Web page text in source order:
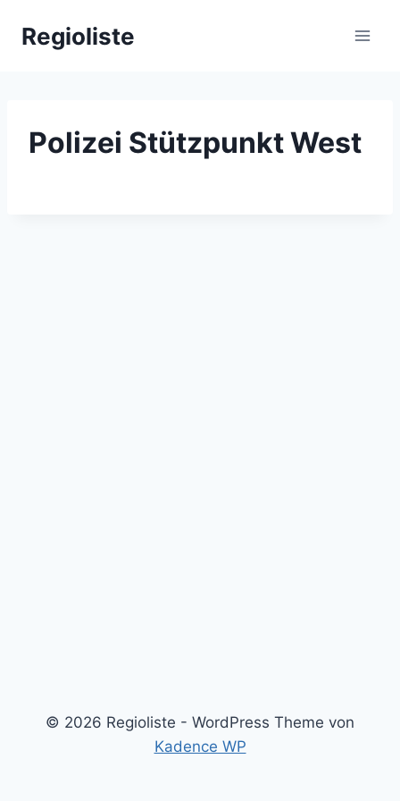
InhaltRegioliste
Polizei Stützpunkt West
© 2026 Regioliste - WordPress Theme von
Kadence WP